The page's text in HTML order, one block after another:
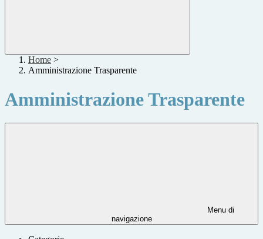
Home >
Amministrazione Trasparente
Amministrazione Trasparente
Menu di
navigazione